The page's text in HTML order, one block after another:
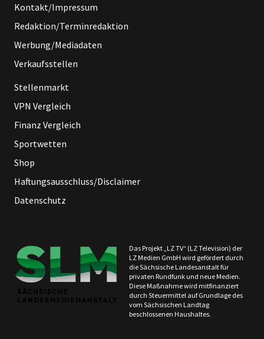
Kontakt/Impressum
Redaktion/Terminredaktion
Werbung/Mediadaten
Verkaufsstellen
Stellenmarkt
VPN Vergleich
Finanz Vergleich
Sportwetten
Shop
Haftungsausschluss/Disclaimer
Datenschutz
Das Projekt „LZ TV“ (LZ Television) der
LZ Medien GmbH wird gefördert durch
die Sächsische Landesanstalt für
privaten Rundfunk und neue Medien.
Diese Maßnahme wird mitfinanziert
durch Steuermittel auf Grundlage des
vom Sächsischen Landtag
beschlossenen Haushaltes.